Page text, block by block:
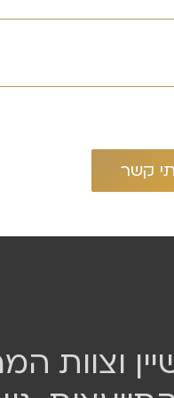
וצוות